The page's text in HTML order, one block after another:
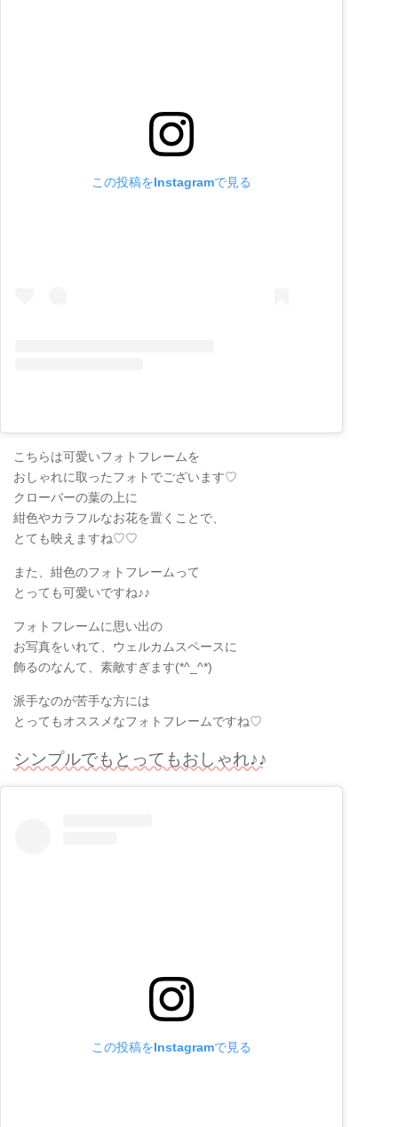
この投稿をInstagramで見る
こちらは可愛いフォトフレームを
おしゃれに取ったフォトでございます♡
クローバーの葉の上に
紺色やカラフルなお花を置くことで、
とても映えますね♡♡
また、紺色のフォトフレームって
とっても可愛いですね♪♪
フォトフレームに思い出の
お写真をいれて、ウェルカムスペースに
飾るのなんて、素敵すぎます(*^_^*)
派手なのが苦手な方には
とってもオススメなフォトフレームですね♡
シンプルでもとってもおしゃれ♪♪
この投稿をInstagramで見る